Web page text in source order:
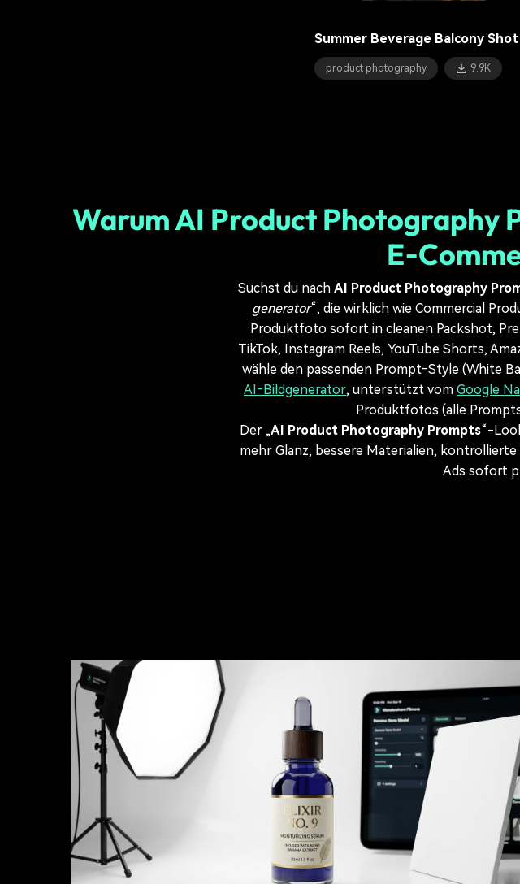
Summer Beverage Balcony Shot
product photography 9.9K
Warum AI Product Photography
Suchst du nach AI Product Photography
generator“, die wirklich wie Commercial
Produktfoto sofort in cleanen Packshot,
TikTok, Instagram Reels, YouTube Shorts,
wähle den passenden Prompt‑Style (White
AI‑Bildgenerator, unterstützt vom Google
Produktfotos (alle
Der „AI Product Photography Prompts“-
mehr Glanz, bessere Materialien,
Ads sofort